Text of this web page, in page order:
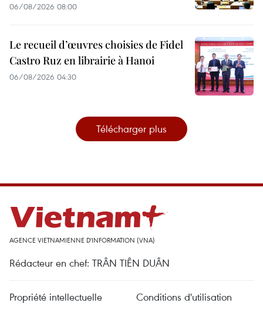
06/08/2026 08:00
Le recueil d’œuvres choisies de Fidel
Castro Ruz en librairie à Hanoi
06/08/2026 04:30
Télécharger plus
AGENCE VIETNAMIENNE D'INFORMATION (VNA)
Rédacteur en chef: TRÂN TIÊN DUÂN
Propriété intellectuelle Conditions d'utilisation